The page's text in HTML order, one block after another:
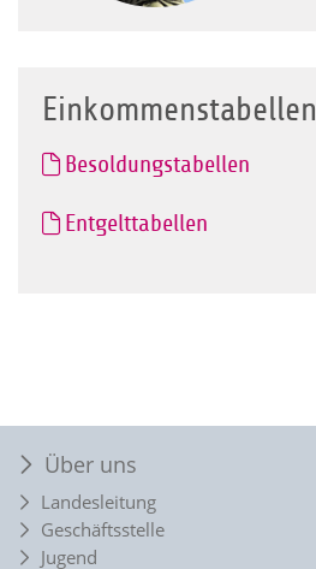
Einkommenstabellen
Besoldungstabellen
Entgelttabellen
Über uns
Landesleitung
Geschäftsstelle
Jugend